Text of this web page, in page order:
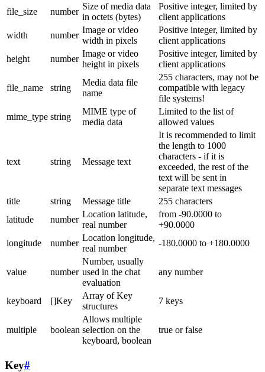
file_size
number
Size of media data
in octets (bytes)
Positive integer, limited by
client applications
width
number
Image or video
width in pixels
Positive integer, limited by
client applications
height
number
Image or video
height in pixels
Positive integer, limited by
client applications
file_name string
Media data file
name
255 characters, may not be
compatible with legacy
file systems!
mime_type string
MIME type of
media data
Limited to the list of
allowed values
text string Message text
It is recommended to limit
the length to 1000
characters - if it is
exceeded, the rest of the
text will be sent in
separate text messages
title
string Message title
255 characters
latitude
number
Location latitude,
real number
from -90.0000 to
+90.0000
longitude
number
Location longitude,
real number
-180.0000 to +180.0000
value number
Number, usually
used in the chat
evaluation
any number
keyboard []Key
Array of Key
structures
7 keys
multiple boolean
Allows multiple
selection on the
keyboard, boolean
true or false
Key#